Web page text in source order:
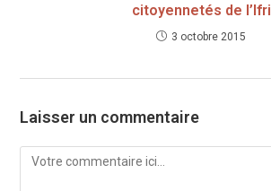
citoyennetés de l’Ifri
3 octobre 2015
Laisser un commentaire
Comment